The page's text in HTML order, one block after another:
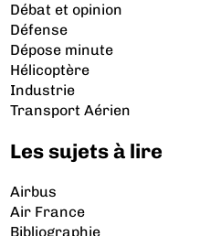
Débat et opinion
Défense
Dépose minute
Hélicoptère
Industrie
Transport Aérien
Les sujets à lire
Airbus
Air France
Bibliographie